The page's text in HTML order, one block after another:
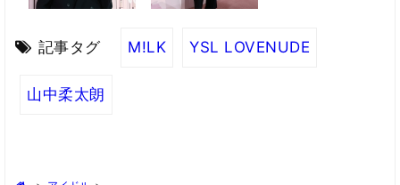
記事タグ M!LK YSL LOVENUDE
山中柔太朗